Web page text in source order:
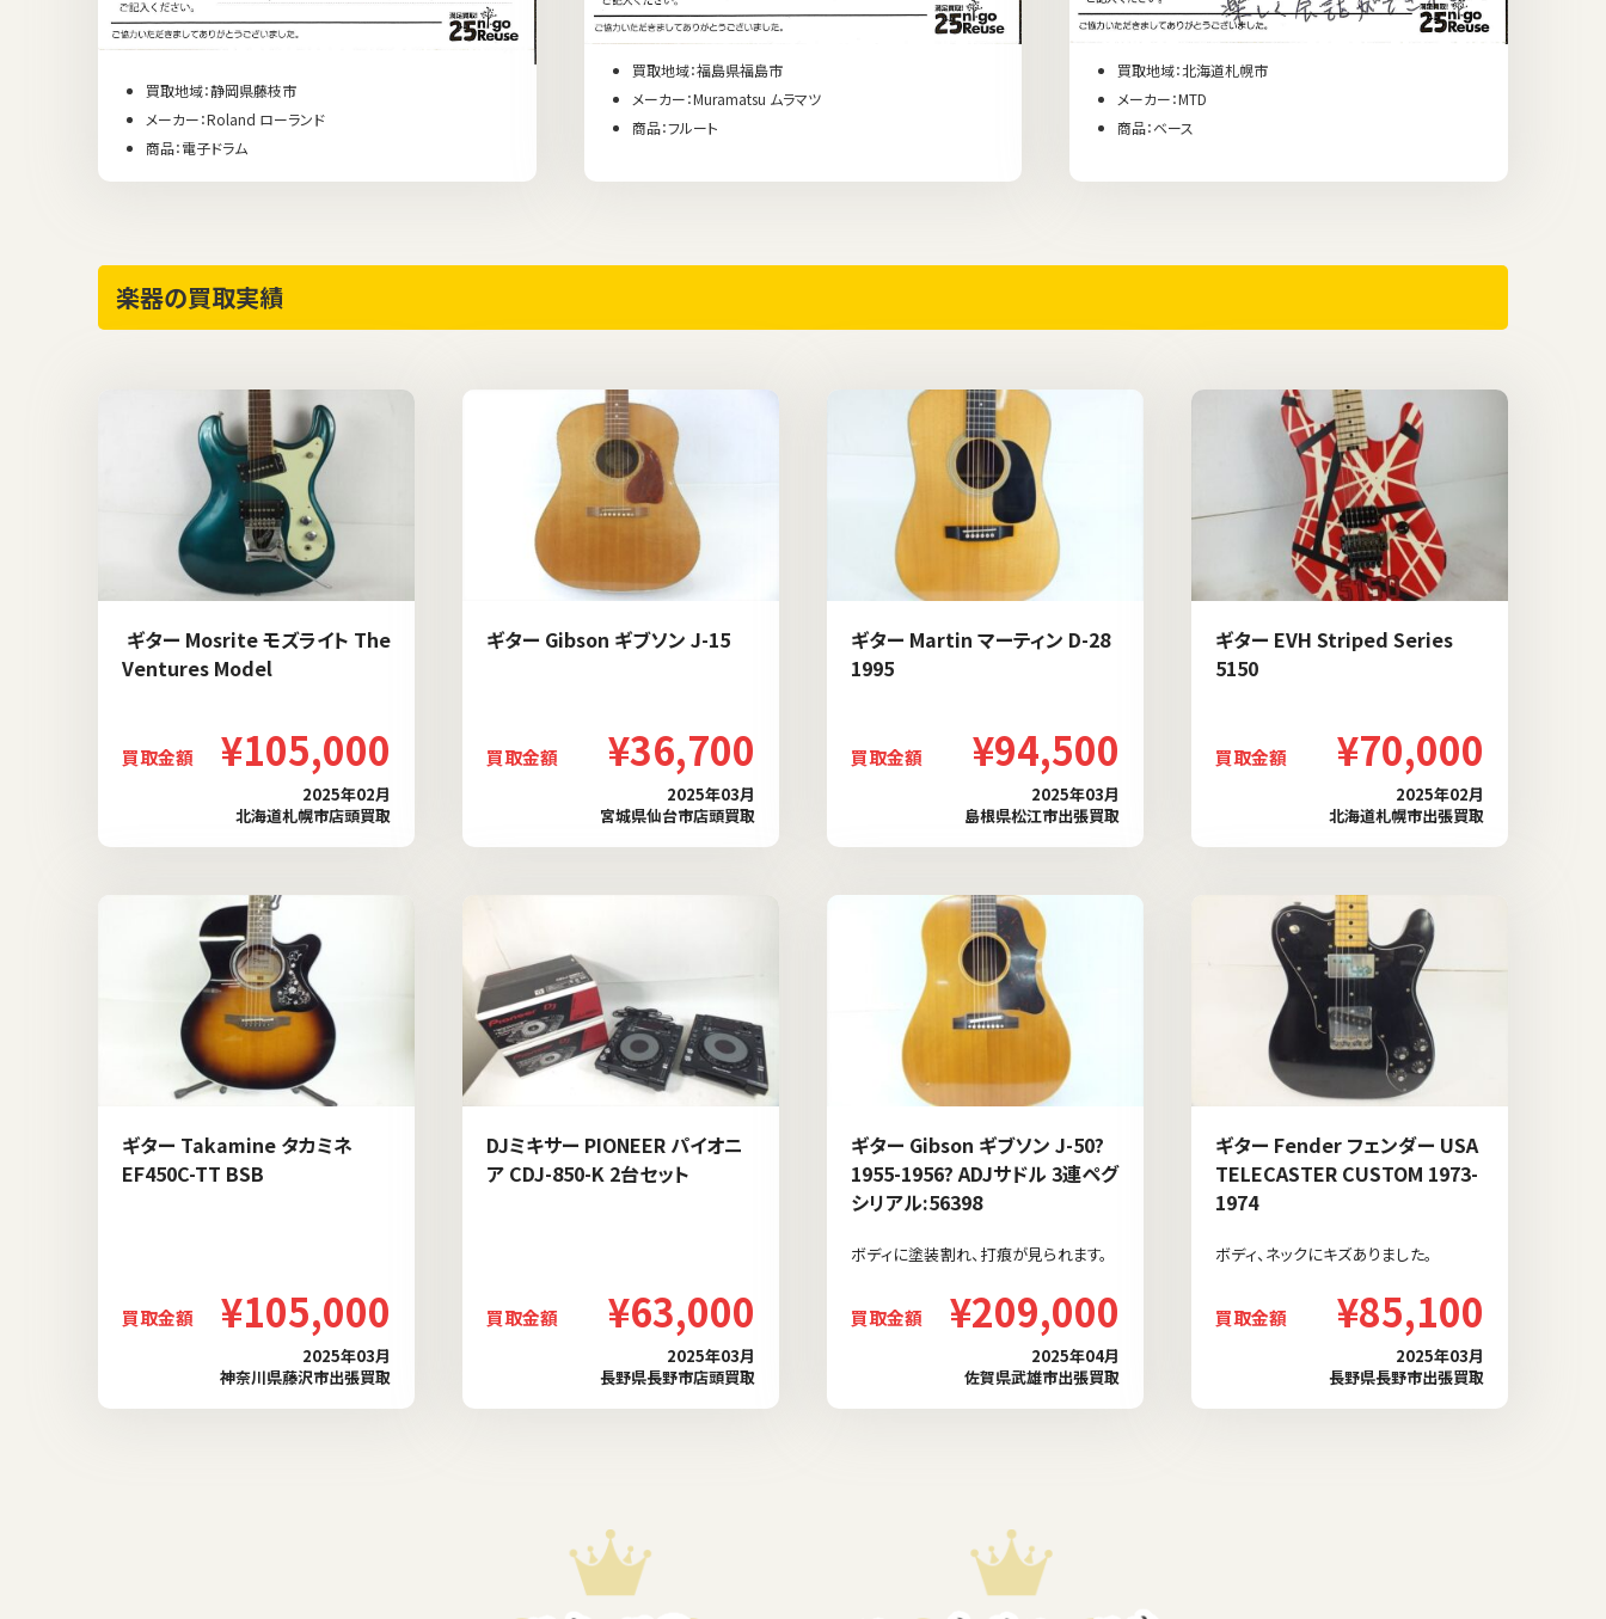
買取地域：静岡県藤枝市
メーカー：Roland ローランド
商品：電子ドラム
買取地域：福島県福島市
メーカー：Muramatsu ムラマツ
商品：フルート
買取地域：北海道札幌市
メーカー：MTD
商品：ベース
楽器の買取実績
ギター Mosrite モズライト The
Ventures Model
買取金額 ¥105,000
2025年02月
北海道札幌市店頭買取
ギター Gibson ギブソン J-15
買取金額 ¥36,700
2025年03月
宮城県仙台市店頭買取
ギター Martin マーティン D-28
1995
買取金額 ¥94,500
2025年03月
島根県松江市出張買取
ギター EVH Striped Series
5150
買取金額 ¥70,000
2025年02月
北海道札幌市出張買取
ギター Takamine タカミネ
EF450C-TT BSB
買取金額 ¥105,000
2025年03月
神奈川県藤沢市出張買取
DJミキサー PIONEER パイオニ
ア CDJ-850-K 2台セット
買取金額 ¥63,000
2025年03月
長野県長野市店頭買取
ギター Gibson ギブソン J-50?
1955-1956? ADJサドル 3連ペグ
シリアル:56398
ボディに塗装割れ、打痕が見られます。
買取金額 ¥209,000
2025年04月
佐賀県武雄市出張買取
ギター Fender フェンダー USA
TELECASTER CUSTOM 1973-
1974
ボディ、ネックにキズありました。
買取金額 ¥85,100
2025年03月
長野県長野市出張買取